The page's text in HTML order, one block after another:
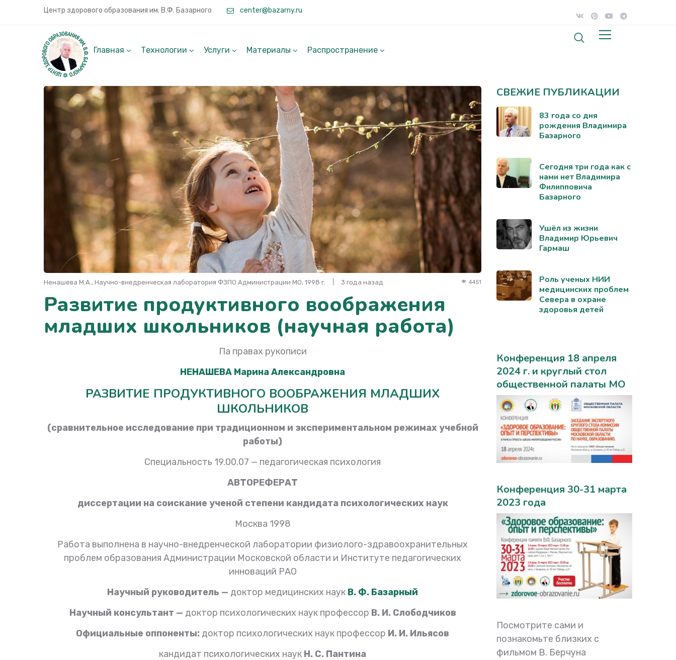
Центр здорового образования им. В.Ф. Базарного center@bazarny.ru
Главная Технологии Услуги Материалы Распространение
Ненашева М.А., Научно-внедренческая лаборатория ФЗПО Администрации МО, 1998 г. 3 года назад 4451
Развитие продуктивного воображения
младших школьников (научная работа)
Па правах рукописи
НЕНАШЕВА Марина Александровна
РАЗВИТИЕ ПРОДУКТИВНОГО ВООБРАЖЕНИЯ МЛАДШИХ
ШКОЛЬНИКОВ
(сравнительное исследование при традиционном и экспериментальном режимах учебной
работы)
Специальность 19.00.07 — педагогическая психология
АВТОРЕФЕРАТ
диссертации на соискание ученой степени кандидата психологических наук
Москва 1998
Работа выполнена в научно-внедренческой лаборатории физиолого-здравоохранительных
проблем образования Администрации Московской области и Институте педагогических
инноваций РАО
Научный руководитель — доктор медицинских наук В. Ф. Базарный
Научный консультант — доктор психологических наук профессор В. И. Слободчиков
Официальные оппоненты: доктор психологических наук профессор И. И. Ильясов
кандидат психологических наук Н. С. Пантина
СВЕЖИЕ ПУБЛИКАЦИИ
83 года со дня
рождения Владимира
Базарного
Сегодня три года как с
нами нет Владимира
Филипповича
Базарного
Ушёл из жизни
Владимир Юрьевич
Гармаш
Роль ученых НИИ
медицинских проблем
Севера в охране
здоровья детей
Конференция 18 апреля
2024 г. и круглый стол
общественной палаты МО
Конференция 30-31 марта
2023 года
Посмотрите сами и
познакомьте близких с
фильмом В. Берчуна